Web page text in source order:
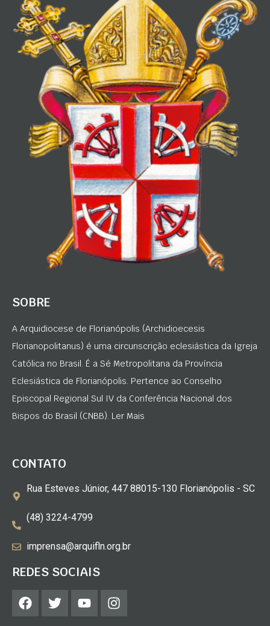
SOBRE
A Arquidiocese de Florianópolis (Archidioecesis
Florianopolitanus) é uma circunscrição eclesiástica da Igreja
Católica no Brasil. É a Sé Metropolitana da Província
Eclesiástica de Florianópolis. Pertence ao Conselho
Episcopal Regional Sul IV da Conferência Nacional dos
Bispos do Brasil (CNBB). Ler Mais
CONTATO
Rua Esteves Júnior, 447 88015-130 Florianópolis - SC
(48) 3224-4799
imprensa@arquifln.org.br
REDES SOCIAIS